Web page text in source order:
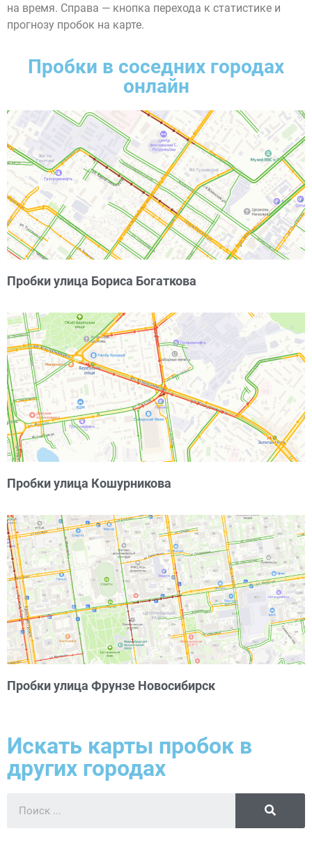
на время. Справа — кнопка перехода к статистике и
прогнозу пробок на карте.
Пробки в соседних городах
онлайн
Пробки улица Бориса Богаткова
Пробки улица Кошурникова
Пробки улица Фрунзе Новосибирск
Искать карты пробок в
других городах